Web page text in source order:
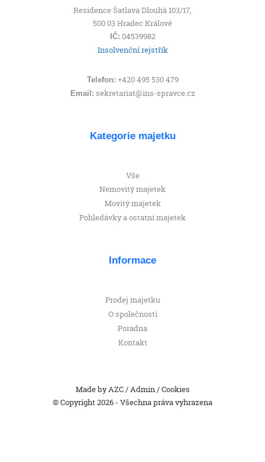
Residence Šatlava Dlouhá 103/17,
500 03 Hradec Králové
IČ: 04539982
Insolvenční rejstřík
Telefon: +420 495 530 479
Email: sekretariat@ins-spravce.cz
Kategorie majetku
Vše
Nemovitý majetek
Movitý majetek
Pohledávky a ostatní majetek
Informace
Prodej majetku
O společnosti
Poradna
Kontakt
Made byAZC/Admin/Cookies
© Copyright 2026 - Všechna práva vyhrazena